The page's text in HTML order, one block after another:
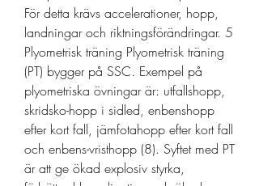
För detta krävs accelerationer, hopp,
landningar och riktningsförändringar. 5
Plyometrisk träning Plyometrisk träning
(PT) bygger på SSC. Exempel på
plyometriska övningar är: utfallshopp,
skridsko-hopp i sidled, enbenshopp
efter kort fall, jämfotahopp efter kort fall
och enbens-vristhopp (8). Syftet med PT
är att ge ökad explosiv styrka,